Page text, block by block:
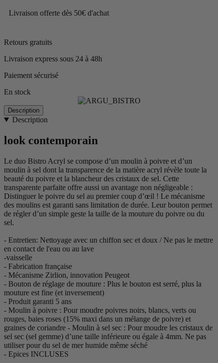
Livraison offerte dès 50€ d'achat
Retours gratuits
Livraison express sous 24 à 48h
Paiement sécurisé
En stock
Description
Description
look contemporain
Le duo Bistro Acryl se compose d’un moulin à poivre et d’un
moulin à sel dont la transparence de la matière acryl révèle toute la
beauté du poivre et la blancheur des cristaux de sel. Cette
transparente parfaite offre aussi un avantage non négligeable :
Distinguer le poivre du sel au premier coup d’œil ! Le mécanisme
des moulins est garanti sans limitation de durée. Leur bouton permet
de régler d’un simple geste la taille de la mouture du poivre ou du
sel.
- Entretien: Nettoyage avec un chiffon sec et doux / Ne pas le mettre
en contact de l'eau ou au lave
-vaisselle
- Fabrication française
- Mécanisme Zirlion, innovation Peugeot
- Bouton de réglage de mouture : Plus le bouton est serré, plus la
mouture est fine (et inversement)
- Produit garanti 5 ans
- Moulin à poivre : Pour moudre poivres noirs, blancs, verts ou
rouges, baies roses (15% maxi dans un mélange de poivre) et
graines de coriandre - Moulin à sel sec : Pour moudre les cristaux de
sel sec (sel gemme) d’une taille inférieure ou égale à 4mm. Ne pas
utiliser pour du sel de mer humide même séché
- Epices INCLUSES